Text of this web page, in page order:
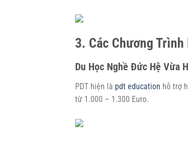
3. Các Chương
Du Học Nghề Đức Hệ Vừa
PDT hiện là pdt education hỗ trợ
từ 1.000 – 1.300 Euro.